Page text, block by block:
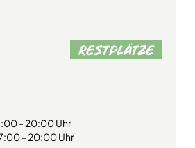
- 20:00 Uhr
- 20:00 Uhr